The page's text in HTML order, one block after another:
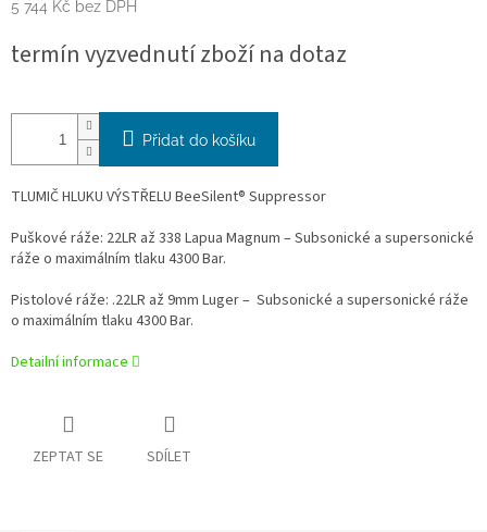
5 744 Kč bez DPH
cena:
termín vyzvednutí zboží na dotaz
Přidat do košíku
TLUMIČ HLUKU VÝSTŘELU BeeSilent® Suppressor
Puškové ráže: 22LR až 338 Lapua Magnum – Subsonické a supersonické
ráže o maximálním tlaku 4300 Bar.
Pistolové ráže: .22LR až 9mm Luger – Subsonické a supersonické ráže
o maximálním tlaku 4300 Bar.
Detailní informace
ZEPTAT SE SDÍLET